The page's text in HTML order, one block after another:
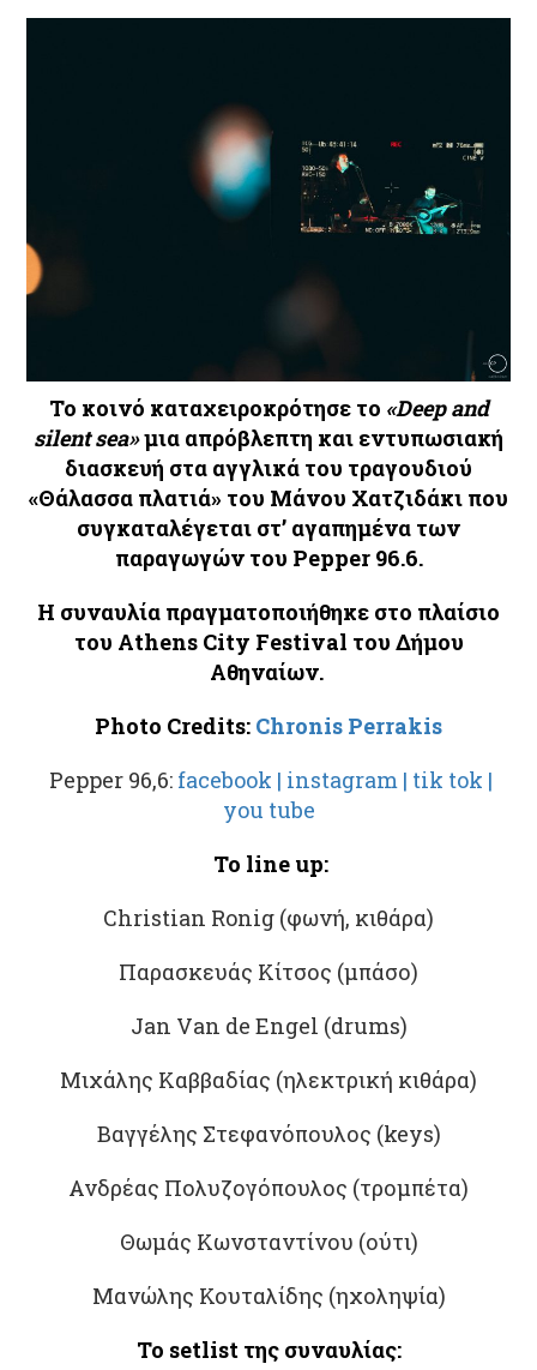
Το κοινό καταχειροκρότησε το «Deep and
silent sea»μια απρόβλεπτη και εντυπωσιακή
διασκευή στα αγγλικά του τραγουδιού
«Θάλασσα πλατιά» του Μάνου Χατζιδάκι που
συγκαταλέγεται στ’ αγαπημένα των
παραγωγών του Pepper 96.6.
Η συναυλία πραγματοποιήθηκε στο πλαίσιο
του Αthens City Festival του Δήμου
Αθηναίων.
Photo Credits: Chronis Perrakis
Pepper 96,6: facebook | instagram | tik tok |
you tube
Το line up:
Christian Ronig (φωνή, κιθάρα)
Παρασκευάς Κίτσος (μπάσο)
Jan Van de Engel (drums)
Μιχάλης Καββαδίας (ηλεκτρική κιθάρα)
Βαγγέλης Στεφανόπουλος (keys)
Ανδρέας Πολυζογόπουλος (τρομπέτα)
Θωμάς Κωνσταντίνου (ούτι)
Μανώλης Κουταλίδης (ηχοληψία)
Το setlist της συναυλίας: